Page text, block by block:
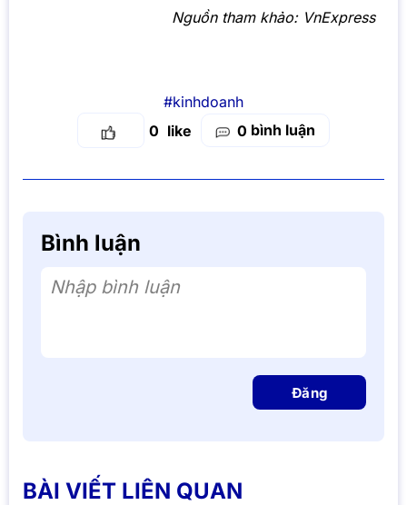
Nguồn tham khảo: VnExpress
#kinhdoanh
0
0 bình luận
Bình luận
Nhập bình luận
Đăng
BÀI VIẾT LIÊN QUAN